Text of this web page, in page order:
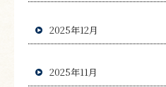
2025年12月
2025年11月